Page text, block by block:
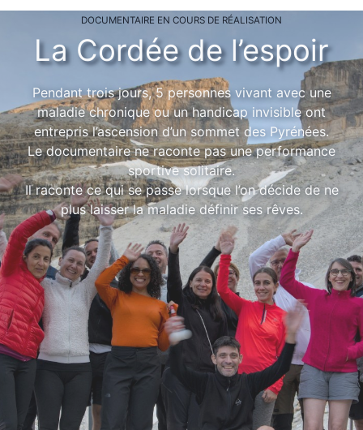
DOCUMENTAIRE EN COURS DE RÉALISATION
La Cordée de l’espoir
Pendant trois jours, 5 personnes vivant avec une
maladie chronique ou un handicap invisible ont
entrepris l’ascension d’un sommet des Pyrénées.
Le documentaire ne raconte pas une performance
sportive solitaire.
Il raconte ce qui se passe lorsque l’on décide de ne
plus laisser la maladie définir ses rêves.